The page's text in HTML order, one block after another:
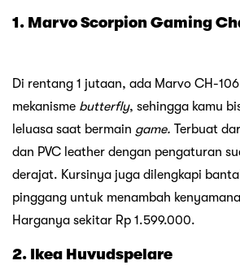
1. Marvo Scorpion Gaming
Di rentang 1 jutaan, ada Marvo CH-
mekanisme butterfly, sehingga kamu
leluasa saat bermain game. Terbuat
dan PVC leather dengan pengaturan
derajat. Kursinya juga dilengkapi
pinggang untuk menambah
Harganya sekitar Rp 1.599.000.
2. Ikea Huvudspelare